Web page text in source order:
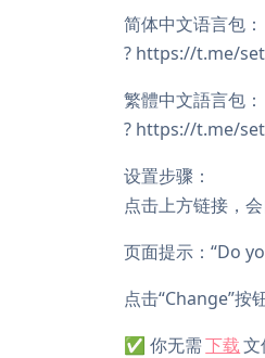
简体中文语言包：
? https://t.me/
繁體中文語言包：
? https://t.me/
设置步骤：
点击上方链接，
页面提示：“Do
点击“Change”按
✅ 你无需下载文